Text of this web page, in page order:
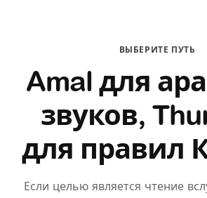
ВЫБЕРИТЕ ПУТЬ
Amal для
звуков,
для правил
Если целью является чтение